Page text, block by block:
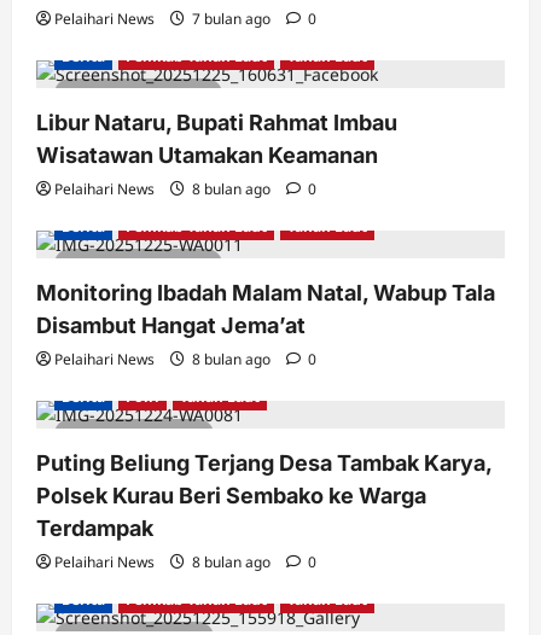
Pelaihari News 7 bulan ago 0
Berita Pemkab Tanah Laut Tanah Laut
Libur Nataru, Bupati Rahmat Imbau
Wisatawan Utamakan Keamanan
Pelaihari News 8 bulan ago 0
Berita Pemkab Tanah Laut Tanah Laut
Monitoring Ibadah Malam Natal, Wabup Tala
Disambut Hangat Jema’at
Pelaihari News 8 bulan ago 0
Berita Polri Tanah Laut
Puting Beliung Terjang Desa Tambak Karya,
Polsek Kurau Beri Sembako ke Warga
Terdampak
Pelaihari News 8 bulan ago 0
Berita Pemkab Tanah Laut Tanah Laut